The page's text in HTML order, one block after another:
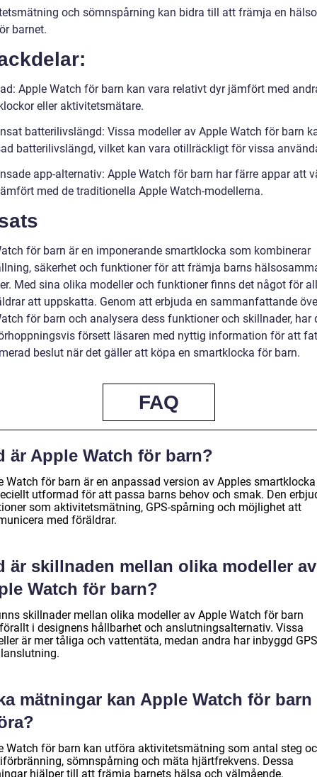
och sömnspårning kan bidra till att främja en
barnet.
Apple Watch för barn kan vara relativt dyr jämfört med
eller aktivitetsmätare.
batterilivslängd: Vissa modeller av Apple Watch för barn
batterilivslängd, vilket kan vara otillräckligt för vissa
app-alternativ: Apple Watch för barn har färre appar att
med de traditionella Apple Watch-modellerna.
för barn är en imponerande smartklocka som kombinerar
säkerhet och funktioner för att främja barns
Med sina olika modeller och funktioner finns det något för
att uppskatta. Genom att erbjuda en sammanfattande
för barn och analysera dess funktioner och skillnader, har
försett läsaren med nyttig information för att
beslut när det gäller att köpa en smartklocka för barn.
FAQ
är Apple Watch för barn?
Watch för barn är en anpassad version av Apples
utformad för att passa barns behov och smak. Den
som aktivitetsmätning, GPS-spårning och möjlighet att
med föräldrar.
är skillnaden mellan olika modeller av
Watch för barn?
skillnader mellan olika modeller av Apple Watch för barn
i designens hållbarhet och anslutningsalternativ. Vissa
är mer tåliga och vattentäta, medan andra har inbyggd
mätningar kan Apple Watch för barn
Watch för barn kan utföra aktivitetsmätning som antal steg
sömnspårning och mäta hjärtfrekvens. Dessa
hjälper till att främja barnets hälsa och välmående.